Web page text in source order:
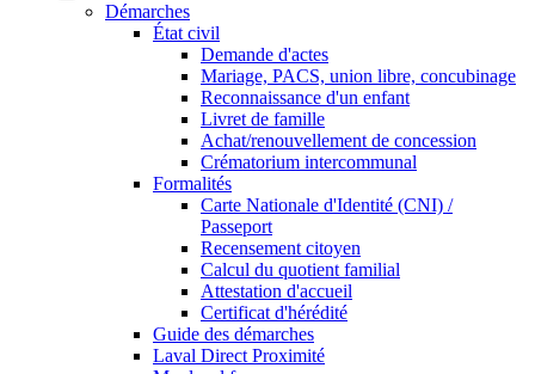
Démarches
État civil
Demande d'actes
Mariage, PACS, union libre, concubinage
Reconnaissance d'un enfant
Livret de famille
Achat/renouvellement de concession
Crématorium intercommunal
Formalités
Carte Nationale d'Identité (CNI) /
Passeport
Recensement citoyen
Calcul du quotient familial
Attestation d'accueil
Certificat d'hérédité
Guide des démarches
Laval Direct Proximité